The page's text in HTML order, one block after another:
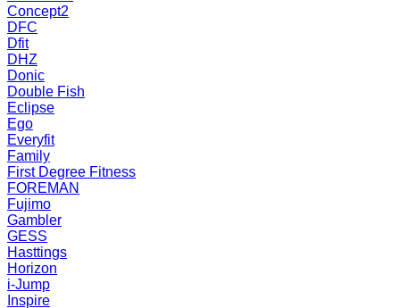
Concept2
DFC
Dfit
DHZ
Donic
Double Fish
Eclipse
Ego
Everyfit
Family
First Degree Fitness
FOREMAN
Fujimo
Gambler
GESS
Hasttings
Horizon
i-Jump
Inspire